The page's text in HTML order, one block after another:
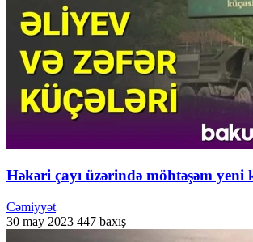
Həkəri çayı üzərində möhtəşəm yeni
Cəmiyyət
30 may 2023 447 baxış